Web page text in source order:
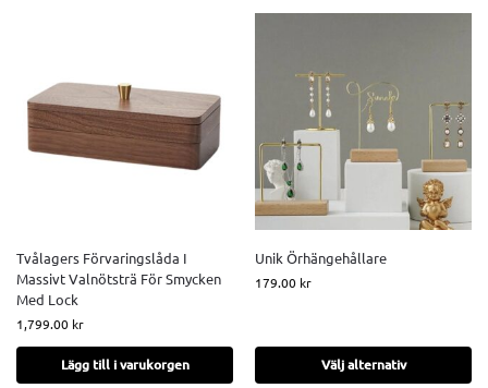
Tvålagers Förvaringslåda I
Massivt Valnötsträ För Smycken
Med Lock
1,799.00 kr
Lägg till i varukorgen
Unik Örhängehållare
179.00 kr
Välj alternativ